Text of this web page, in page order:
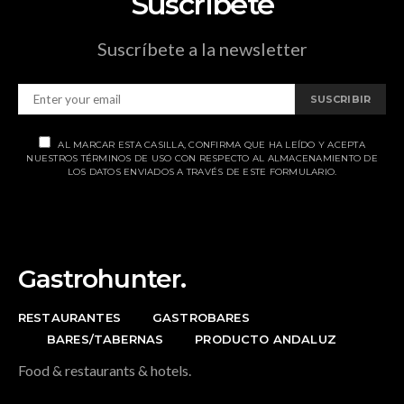
Suscríbete a la newsletter
SUSCRIBIR
AL MARCAR ESTA CASILLA, CONFIRMA QUE HA LEÍDO Y ACEPTA
NUESTROS TÉRMINOS DE USO CON RESPECTO AL ALMACENAMIENTO DE
LOS DATOS ENVIADOS A TRAVÉS DE ESTE FORMULARIO.
Gastrohunter.
RESTAURANTES
GASTROBARES
BARES/TABERNAS
PRODUCTO ANDALUZ
Food & restaurants & hotels.